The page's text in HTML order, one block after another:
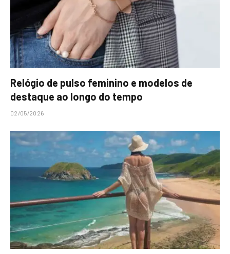
Relógio de pulso feminino e modelos de
destaque ao longo do tempo
02/05/2026